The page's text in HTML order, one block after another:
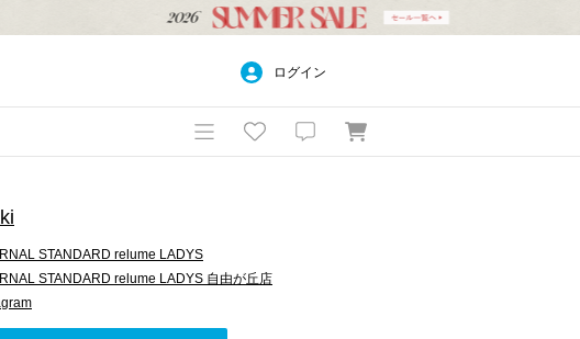
ログイン
STANDARD relume LADYS
STANDARD relume LADYS 自由が丘店